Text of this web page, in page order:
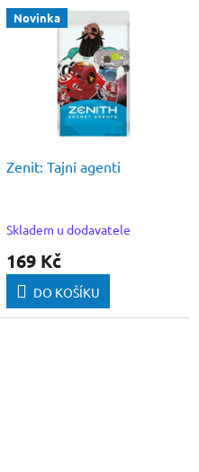
Novinka
Zenit: Tajní agenti
Skladem u dodavatele
169 Kč
DO KOŠÍKU